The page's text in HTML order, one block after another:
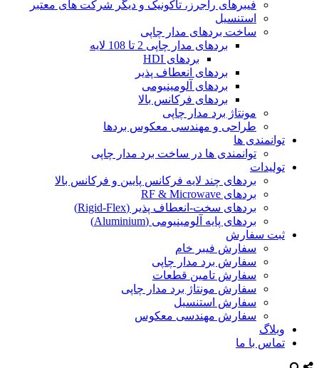
فیبرهای راجرز، تاکونیک و دیگر شرکت های معتبر
استنسیل
ساخت بردهای مدار چاپی
بردهای مدار چاپی 2 تا 108 لایه
بردهای HDI
بردهای انعطاف پذیر
بردهای آلومینیومی
بردهای فرکانس بالا
مونتاژ برد مدار چاپی
طراحی و مهندسی معکوس بردها
توانمندی ها
توانمندی ها در ساخت برد مدار چاپی
تولیدات
بردهای چند لایه فرکانس پایین و فرکانس بالا
بردهای RF & Microwave
بردهای سخت-انعطاف پذیر (Rigid-Flex)
بردهای پایه آلومینیومی (Aluminium)
ثبت سفارش
سفارش فیبر خام
سفارش برد مدار چاپی
سفارش تامین قطعات
سفارش مونتاژ برد مدار چاپی
سفارش استنسیل
سفارش مهندسی معکوس
وبلاگ
تماس با ما